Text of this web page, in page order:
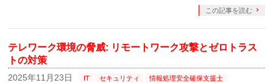
この記事を読む
テレワーク環境の脅威: リモートワーク攻撃とゼロトラス
トの対策
2025年11月23日 IT セキュリティ 情報処理安全確保支援士